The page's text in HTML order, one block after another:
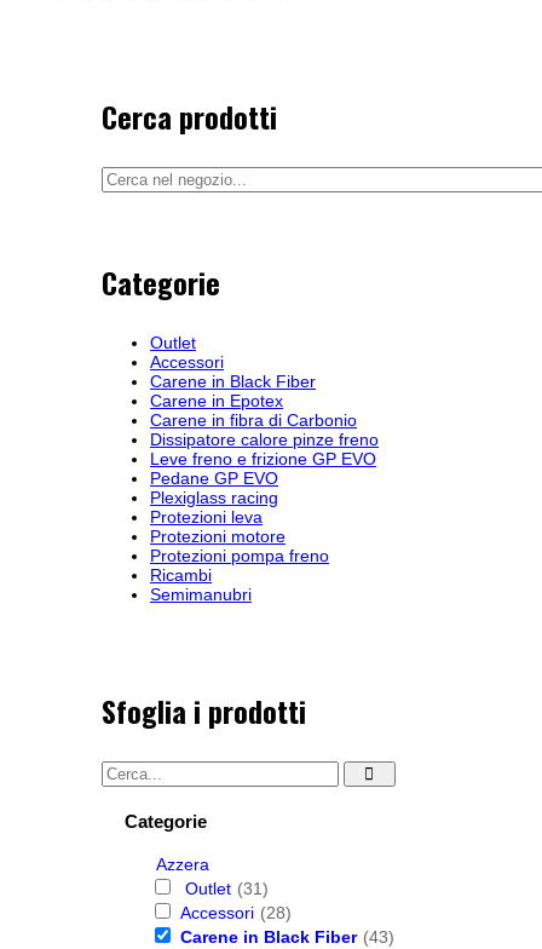
Cerca prodotti
Categorie
Outlet
Accessori
Carene in Black Fiber
Carene in Epotex
Carene in fibra di Carbonio
Dissipatore calore pinze freno
Leve freno e frizione GP EVO
Pedane GP EVO
Plexiglass racing
Protezioni leva
Protezioni motore
Protezioni pompa freno
Ricambi
Semimanubri
Sfoglia i prodotti
Categorie
Azzera
Outlet (31)
Accessori (28)
Carene in Black Fiber (43)